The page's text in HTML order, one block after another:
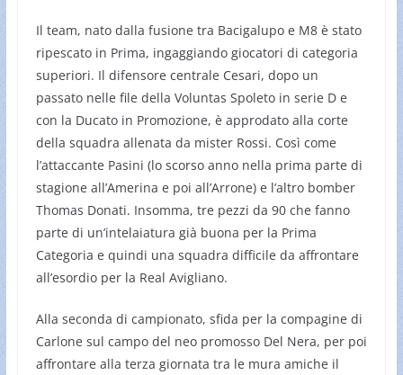
Il team, nato dalla fusione tra Bacigalupo e M8 è stato
ripescato in Prima, ingaggiando giocatori di categoria
superiori. Il difensore centrale Cesari, dopo un
passato nelle file della Voluntas Spoleto in serie D e
con la Ducato in Promozione, è approdato alla corte
della squadra allenata da mister Rossi. Così come
l’attaccante Pasini (lo scorso anno nella prima parte di
stagione all’Amerina e poi all’Arrone) e l’altro bomber
Thomas Donati. Insomma, tre pezzi da 90 che fanno
parte di un’intelaiatura già buona per la Prima
Categoria e quindi una squadra difficile da affrontare
all’esordio per la Real Avigliano.
Alla seconda di campionato, sfida per la compagine di
Carlone sul campo del neo promosso Del Nera, per poi
affrontare alla terza giornata tra le mura amiche il